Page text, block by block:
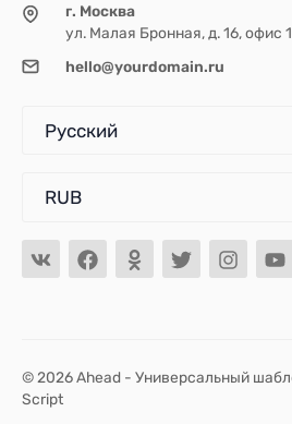
г. Москва
ул. Малая Бронная, д. 16, офис
hello@yourdomain.ru
© 2026 Ahead - Универсальный
Script